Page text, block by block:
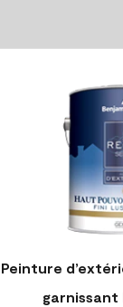
Peinture
garnissant